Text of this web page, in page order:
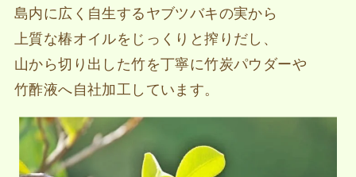
島内に広く自生するヤブツバキの実から
上質な椿オイルをじっくりと搾りだし、
山から切り出した竹を丁寧に竹炭パウダーや
竹酢液へ自社加工しています。